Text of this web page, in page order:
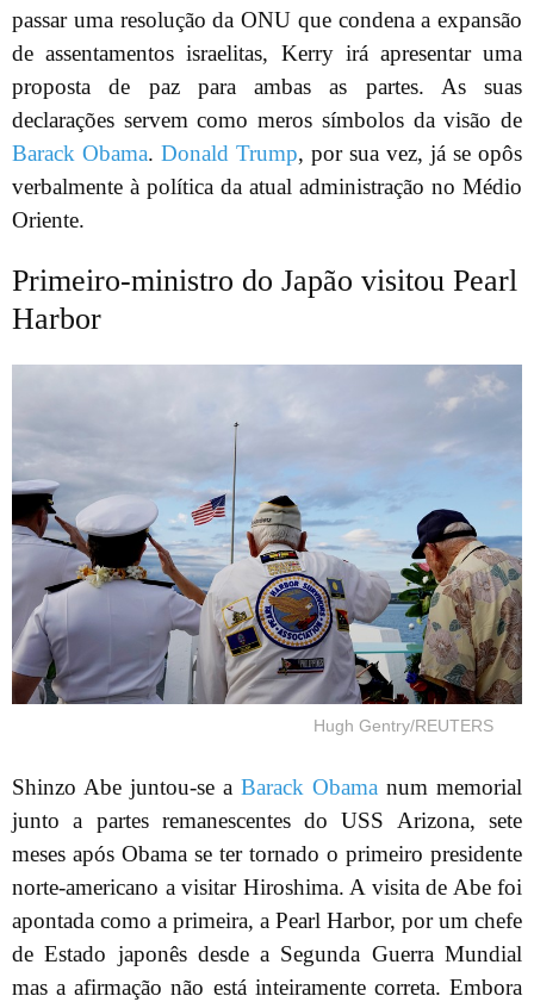
passar uma resolução da ONU que condena a expansão
de assentamentos israelitas, Kerry irá apresentar uma
proposta de paz para ambas as partes. As suas
declarações servem como meros símbolos da visão de
Barack Obama. Donald Trump, por sua vez, já se opôs
verbalmente à política da atual administração no Médio
Oriente.
Primeiro-ministro do Japão visitou Pearl
Harbor
Hugh Gentry/REUTERS
Shinzo Abe juntou-se a Barack Obama num memorial
junto a partes remanescentes do USS Arizona, sete
meses após Obama se ter tornado o primeiro presidente
norte-americano a visitar Hiroshima. A visita de Abe foi
apontada como a primeira, a Pearl Harbor, por um chefe
de Estado japonês desde a Segunda Guerra Mundial
mas a afirmação não está inteiramente correta. Embora